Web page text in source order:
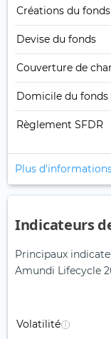
Créations du fonds
Devise du fonds
Couverture de
Domicile du fonds
Règlement SFDR
Plus
Indicateurs
Principaux
Amundi Lifecycle
Volatilité